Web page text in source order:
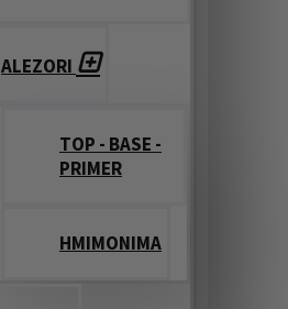
ALEZORI
TOP - BASE -
PRIMER
ΗΜΙΜΟΝΙΜΑ